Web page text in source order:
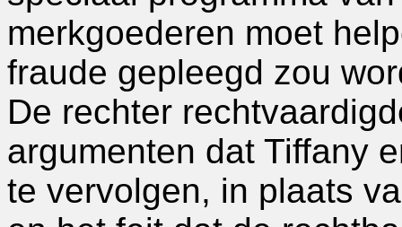
merkgoederen moet
fraude gepleegd zou
De rechter
argumenten dat Tiffany
te vervolgen, in plaats